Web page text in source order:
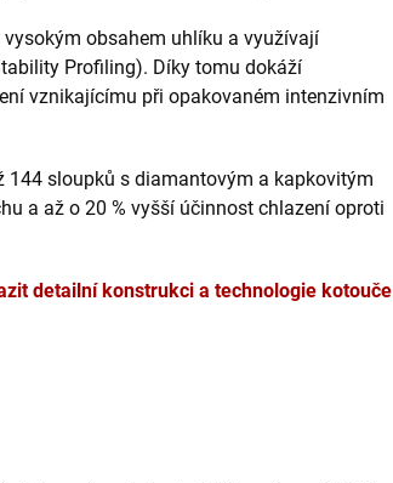
obsahem uhlíku a využívají
Profiling). Díky tomu dokáží
vznikajícímu při opakovaném intenzivním
144 sloupků s diamantovým a kapkovitým
a až o 20 % vyšší účinnost chlazení oproti
detailní konstrukci a technologie kotouče